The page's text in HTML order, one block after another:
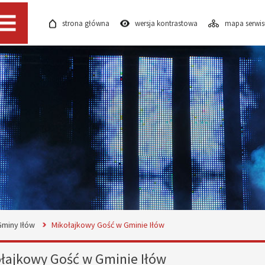
Menu strona główna wersja kontrastowa mapa
Iłów Mikołajkowy Gość w Gminie Iłów
Gość w Gminie Iłów